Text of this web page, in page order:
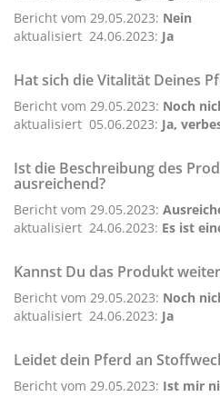
Bericht vom 29.05.2023: Nein
aktualisiert 24.06.2023: Ja
Hat sich die Vitalität Deines
Bericht vom 29.05.2023: Noch
aktualisiert 05.06.2023: Ja,
Ist die Beschreibung des
ausreichend?
Bericht vom 29.05.2023:
aktualisiert 24.06.2023: Es ist
Kannst Du das Produkt
Bericht vom 29.05.2023: Noch
aktualisiert 24.06.2023: Ja
Leidet dein Pferd an
Bericht vom 29.05.2023: Ist mir